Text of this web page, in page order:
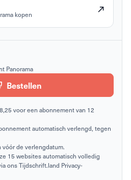
kopen
Panorama
Bestellen
voor een abonnement van 12
automatisch verlengd, tegen
de verlengdatum.
15 websites automatisch volledig
ons Tijdschrift.land Privacy-